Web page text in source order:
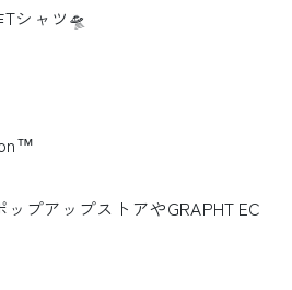
Tシャツ🛸
プアップストアやGRAPHT EC